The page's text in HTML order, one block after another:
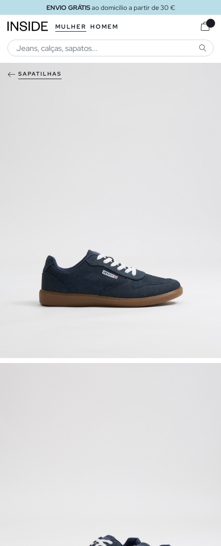
ENVIO GRÁTISao domicílio a partir de 30 €
MULHER HOMEM
SAPATILHAS